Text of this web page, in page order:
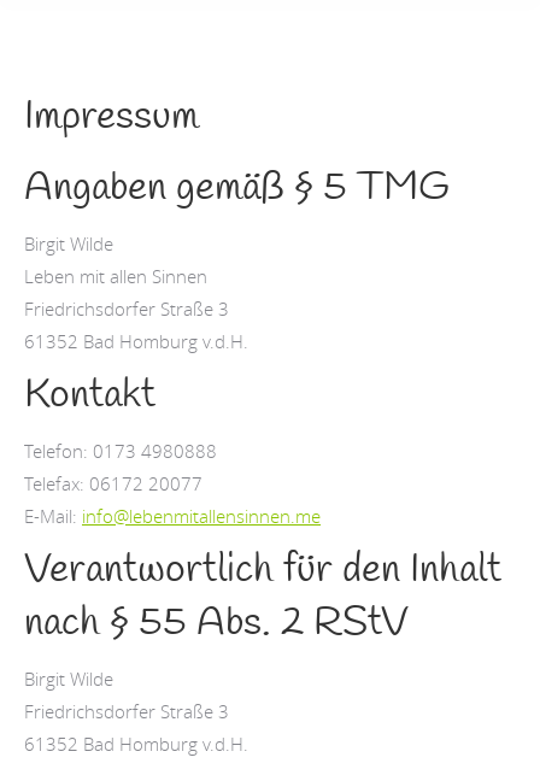
Impressum
Angaben gemäß § 5 TMG
Birgit Wilde
Leben mit allen Sinnen
Friedrichsdorfer Straße 3
61352 Bad Homburg v.d.H.
Kontakt
Telefon: 0173 4980888
Telefax: 06172 20077
E-Mail: info@lebenmitallensinnen.me
Verantwortlich für den Inhalt
nach § 55 Abs. 2 RStV
Birgit Wilde
Friedrichsdorfer Straße 3
61352 Bad Homburg v.d.H.